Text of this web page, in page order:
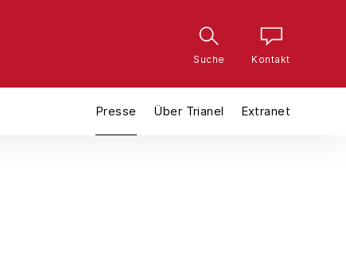
Suche Kontakt
Presse Über Trianel Extranet